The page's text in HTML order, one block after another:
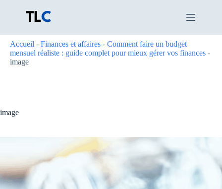
Accueil - Finances et affaires - Comment faire un budget
mensuel réaliste : guide complet pour mieux gérer vos finances -
image
image